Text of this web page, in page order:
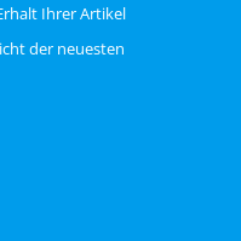
Ihrer Artikel
der neuesten